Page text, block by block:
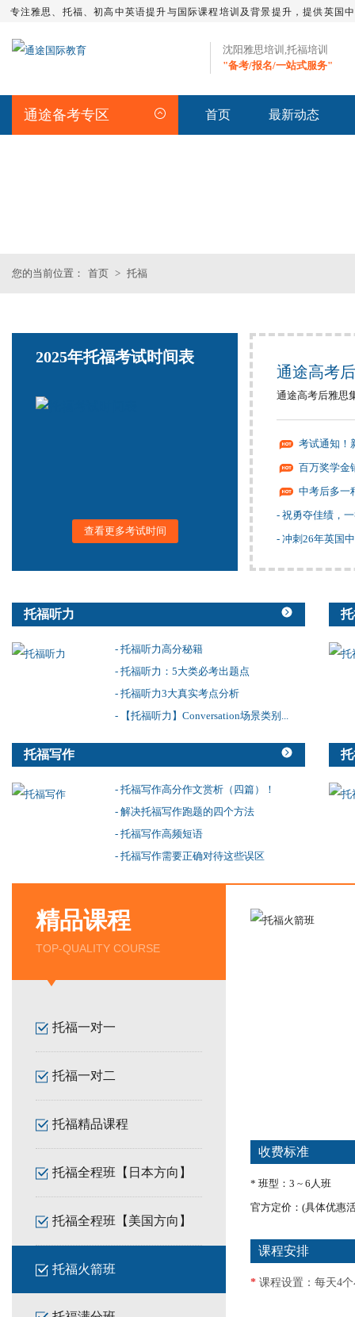
专注雅思、托福、初高中英语提升与国际课程培训及背景提升，提供英国
沈阳雅思培训,托福培训
"备考/报名/一站式服务"
通途备考专区 首页 最新动态
您的当前位置： 首页 > 托福
2025年托福考试时间表
查看更多考试时间
通途高考
通途高考后雅思
考试通知！
百万奖学金
中考后多一
- 祝勇夺佳绩，
- 冲刺26年英国
托福听力
- 托福听力高分秘籍
- 托福听力：5大类必考出题点
- 托福听力3大真实考点分析
- 【托福听力】Conversation场景类别...
托福写作
- 托福写作高分作文赏析（四篇）！
- 解决托福写作跑题的四个方法
- 托福写作高频短语
- 托福写作需要正确对待这些误区
精品课程
TOP-QUALITY COURSE
托福一对一
托福一对二
托福精品课程
托福全程班【日本方向】
托福全程班【美国方向】
托福火箭班
收费标准
* 班型：3 ~ 6人班
官方定价：(具体优惠
课程安排
* 课程设置：每天4